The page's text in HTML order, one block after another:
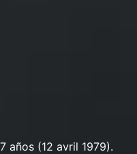
años (12 avril 1979).